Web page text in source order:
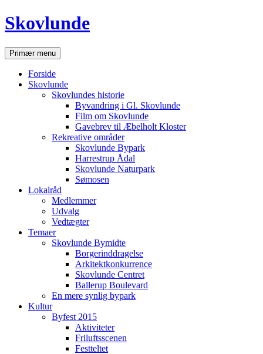
Hop
til
Skovlunde
SøgPrimær menu
Forside
Skovlunde
Skovlundes historie
Byvandring i Gl. Skovlunde
Film om Skovlunde
Gavebrev til Æbelholt Kloster
Rekreative områder
Skovlunde Bypark
Harrestrup Ådal
Skovlunde Naturpark
Sømosen
Lokalråd
Medlemmer
Udvalg
Vedtægter
Temaer
Skovlunde Bymidte
Borgerinddragelse
Arkitektkonkurrence
Skovlunde Centret
Ballerup Boulevard
En mere synlig bypark
Kultur
Byfest 2015
Aktiviteter
Friluftsscenen
Festteltet